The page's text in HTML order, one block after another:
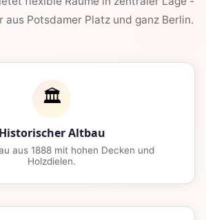
Potsdamer Platz und ganz Berlin.
🏛️
Historischer Altbau
aus 1888 mit hohen Decken und
Holzdielen.